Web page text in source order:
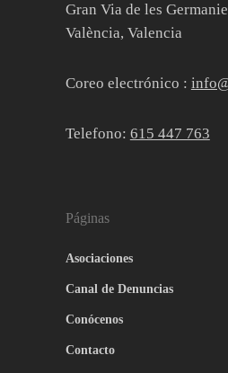
Gran Via de les
València, Valencia
Coreo electrónico :
Telefono: 615 447 763
Páginas
Asociaciones
Canal de Denuncias
Conócenos
Contacto